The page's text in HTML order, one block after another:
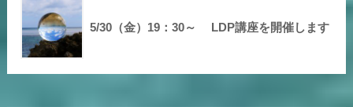
5/30（金）19：30～ LDP講座を開催します